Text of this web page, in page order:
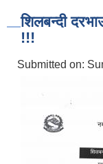
शिलबन्दी
!!!
Submitted on: